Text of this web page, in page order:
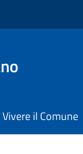
Vivere il Comune